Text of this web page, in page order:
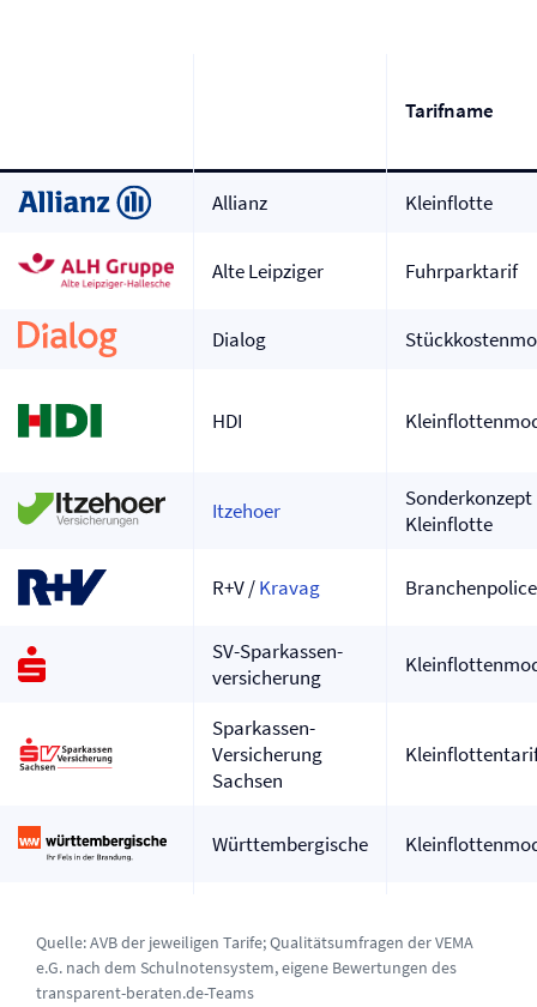
Tarifname
Allianz Kleinflotte
Alte Leipziger Fuhrparktarif
Dialog
HDI
Itzehoer
Sonderkonzept
Kleinflotte
R+V /Kravag Branchenpolice
SV-Sparkassen­
versicherung
Sparkassen-
Versicherung
Sachsen
Württembergische
Quelle: AVB der jeweiligen Tarife; Qualitätsumfragen derVEMA
e.G. nach dem Schulnotensystem, eigene Bewertungen des
transparent-beraten.de-Teams